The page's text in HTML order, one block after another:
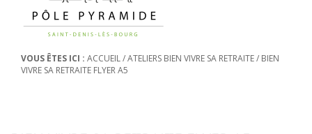
VOUS ÊTES ICI : ACCUEIL/ATELIERS BIEN VIVRE SA RETRAITE/ BIEN
VIVRE SA RETRAITE FLYER A5